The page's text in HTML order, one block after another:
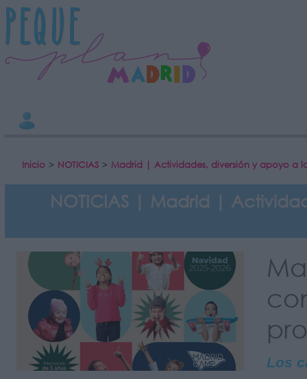
Inicio > NOTICIAS > Madrid | Actividades, diversión y apoyo a
NOTICIAS | Madrid |
Los
INFORMACION SOBRE LA PROTECCIÓN DE TUS DATOS
Responsable:
Finalidad:
Datos tratados:
Información adicional